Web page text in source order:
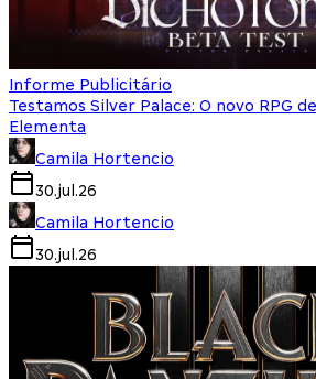
Informe Publicitário
Testamos Silver Palace: O novo RPG
Elementa
Camila Hortencio
30.jul.26
Camila Hortencio
30.jul.26